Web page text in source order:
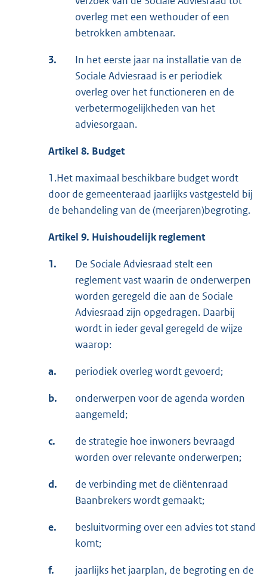
overleg met een wethouder of een
betrokken ambtenaar.
3.
In het eerste jaar na installatie van de
Sociale Adviesraad is er periodiek
overleg over het functioneren en de
verbetermogelijkheden van het
adviesorgaan.
Artikel 8. Budget
1.Het maximaal beschikbare budget wordt
door de gemeenteraad jaarlijks vastgesteld bij
de behandeling van de (meerjaren)begroting.
Artikel 9. Huishoudelijk reglement
1.
De Sociale Adviesraad stelt een
reglement vast waarin de onderwerpen
worden geregeld die aan de Sociale
Adviesraad zijn opgedragen. Daarbij
wordt in ieder geval geregeld de wijze
waarop:
a. periodiek overleg wordt gevoerd;
b.
onderwerpen voor de agenda worden
aangemeld;
c.
de strategie hoe inwoners bevraagd
worden over relevante onderwerpen;
d.
de verbinding met de cliëntenraad
Baanbrekers wordt gemaakt;
e.
besluitvorming over een advies tot stand
komt;
f.
jaarlijks het jaarplan, de begroting en de